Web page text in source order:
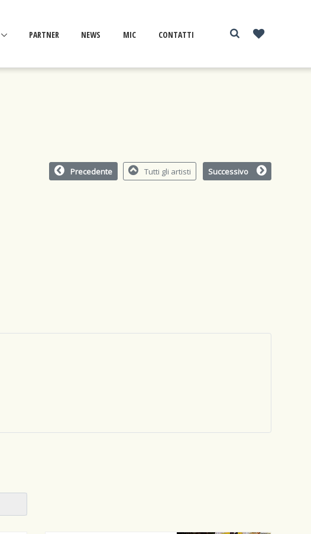
PARTNER NEWS MIC CONTATTI
Precedente Tutti gli artisti Successivo